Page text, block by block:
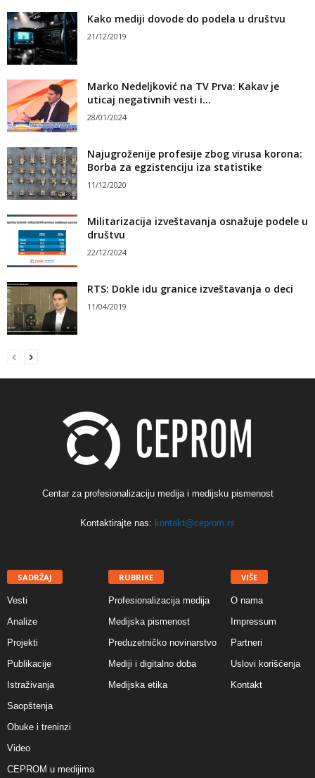
Kako mediji dovode do podela u društvu
21/12/2019
Marko Nedeljković na TV Prva: Kakav je
uticaj negativnih vesti i...
28/01/2024
Najugroženije profesije zbog virusa korona:
Borba za egzistenciju iza statistike
11/12/2020
Militarizacija izveštavanja osnažuje podele u
društvu
22/12/2024
RTS: Dokle idu granice izveštavanja o deci
11/04/2019
Centar za profesionalizaciju medija i medijsku pismenost
Kontaktirajte nas: kontakt@ceprom.rs
SADRŽAJ
Vesti
Analize
Projekti
Publikacije
Istraživanja
Saopštenja
Obuke i treninzi
Video
CEPROM u medijima
RUBRIKE
Profesionalizacija medija
Medijska pismenost
Preduzetničko novinarstvo
Mediji i digitalno doba
Medijska etika
VIŠE
O nama
Impressum
Partneri
Uslovi korišćenja
Kontakt